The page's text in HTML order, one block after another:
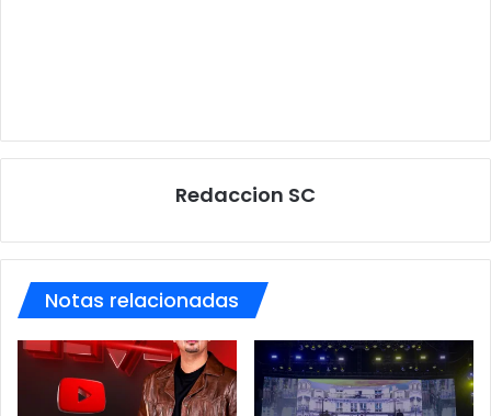
Redaccion SC
Notas relacionadas